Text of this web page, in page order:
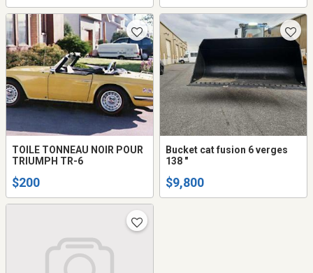
TOILE TONNEAU NOIR POUR
TRIUMPH TR-6
$200
Bucket cat fusion 6 verges
138 "
$9,800